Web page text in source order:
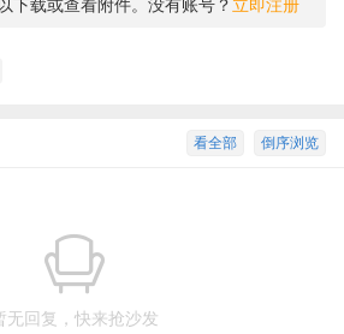
下载或查看附件。没有账号？ 立即注册
倒序浏览
看全部
无回复，快来抢沙发